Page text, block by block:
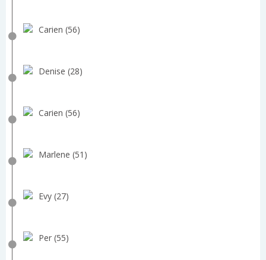
Carien (56)
Denise (28)
Carien (56)
Marlene (51)
Evy (27)
Per (55)